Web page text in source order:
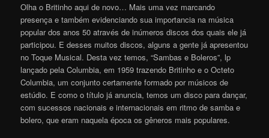
Olha o Britinho aqui de novo… Mais uma vez marcando
presença e também evidenciando sua importancia na música
popular dos anos 50 através de inúmeros discos dos quais ele já
participou. E desses muitos discos, alguns a gente já apresentou
no Toque Musical. Desta vez temos, “Sambas e Boleros”, lp
lançado pela Columbia, em 1959 trazendo Britinho e o Octeto
Columbia, um conjunto certamente formado por músicos de
estúdio. E como o título já anuncia, temos um disco para dançar,
com sucessos nacionais e internacionais em ritmo de samba e
bolero, que eram naquela época os gêneros mais populares.